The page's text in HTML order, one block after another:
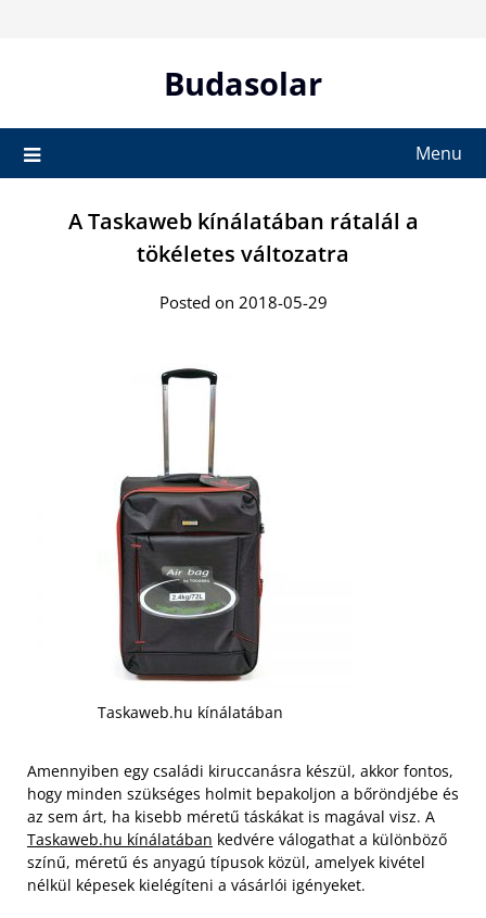
Budasolar
Menu
A Taskaweb kínálatában rátalál a
tökéletes változatra
Posted on 2018-05-29
Taskaweb.hu kínálatában
Amennyiben egy családi kiruccanásra készül, akkor fontos,
hogy minden szükséges holmit bepakoljon a bőröndjébe és
az sem árt, ha kisebb méretű táskákat is magával visz. A
Taskaweb.hu kínálatában kedvére válogathat a különböző
színű, méretű és anyagú típusok közül, amelyek kivétel
nélkül képesek kielégíteni a vásárlói igényeket.